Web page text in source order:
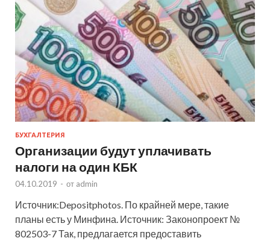
БУХГАЛТЕРИЯ
Организации будут уплачивать
налоги на один КБК
04.10.2019 - от admin
Источник:Depositphotos. По крайней мере, такие
планы есть у Минфина. Источник: Законопроект №
802503-7 Так, предлагается предоставить